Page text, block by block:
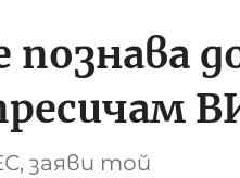
заяви той